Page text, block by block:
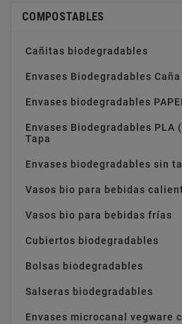
COMPOSTABLES
Cañitas biodegradables
Envases Biodegradables
Envases biodegradables
Envases Biodegradables PLA
Tapa
Envases biodegradables sin
Vasos bio para bebidas
Vasos bio para bebidas frías
Cubiertos biodegradables
Bolsas biodegradables
Salseras biodegradables
Envases microcanal vegware